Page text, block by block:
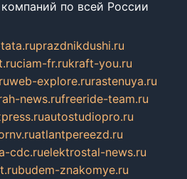
по всей России
prazdnikdushi.ru
ciam-fr.rukraft-you.ru
web-explore.rurastenuya.ru
news.rufreeride-team.ru
autostudiopro.ru
atlantpereezd.ru
cdc.ruelektrostal-news.ru
budem-znakomye.ru